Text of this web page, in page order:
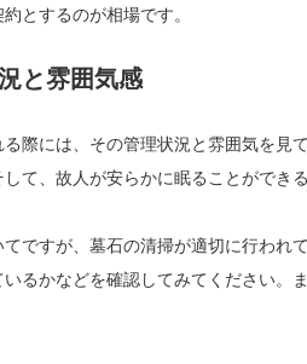
とするのが相場です。
と雰囲気感
際には、その管理状況と雰囲気を見
て、故人が安らかに眠ることができ
てですが、墓石の清掃が適切に行わ
るかなどを確認してみてください。